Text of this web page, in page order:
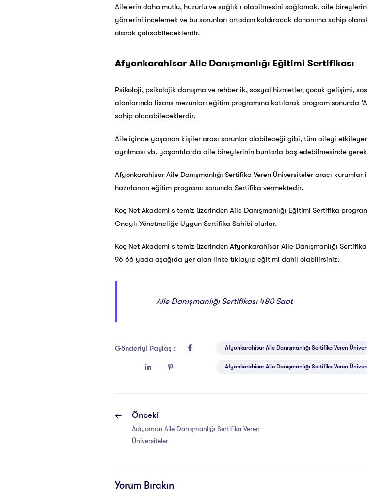
Ailelerin daha mutlu, huzurlu ve sağlıklı olabilmesini sağlamak, aile
yönlerini incelemek ve bu sorunları ortadan kaldıracak donanıma sahip
olarak çalısabileceklerdir.
Afyonkarahisar Aile Danışmanlığı Eğitimi Sertifikası
Psikoloji, psikolojik danışma ve rehberlik, sosyal hizmetler, çocuk gelişimi,
alanlarında lisans mezunları eğitim programına katılarak program sonunda
sahip olacabileceklerdir.
Aile içinde yaşanan kişiler arası sorunlar olabileceği gibi, tüm aileyi
ayrılması vb. yaşantılarda aile bireylerinin bunlarla baş edebilmesinde
Afyonkarahisar Aile Danışmanlığı Sertifika Veren Üniversiteler aracı
hazırlanan eğitim programı sonunda Sertifika vermektedir.
Koç Net Akademi sitemiz üzerinden Aile Danışmanlığı Eğitimi Sertifika
Onaylı Yönetmeliğe Uygun Sertifika Sahibi olurlar.
Koç Net Akademi sitemiz üzerinden Afyonkarahisar Aile Danışmanlığı
96 66 yada aşağıda yer alan linke tıklayıp eğitimi dahil olabilirsiniz.
Aile Danışmanlığı Sertifikası 480 Saat
Gönderiyi Paylaş : Afyonkarahisar Aile Danışmanlığı Sertifika Veren
Afyonkarahisar Aile Danışmanlığı Sertifika Veren
Önceki
Adıyaman Aile Danışmanlığı Sertifika Veren
Üniversiteler
Yorum Bırakın